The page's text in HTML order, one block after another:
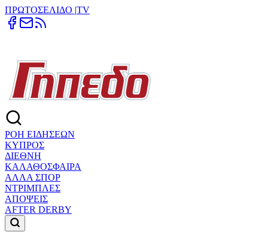
ΠΡΩΤΟΣΕΛΙΔΟ |TV
ΡΟΗ ΕΙΔΗΣΕΩΝ
ΚΥΠΡΟΣ
ΔΙΕΘΝΗ
ΚΑΛΑΘΟΣΦΑΙΡΑ
ΑΛΛΑ ΣΠΟΡ
ΝΤΡΙΜΠΛΕΣ
ΑΠΟΨΕΙΣ
AFTER DERBY